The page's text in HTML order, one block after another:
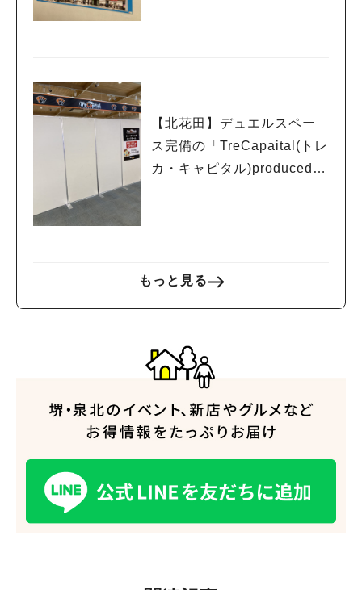
【北花田】デュエルスペー
ス完備の「TreCapaital(トレ
カ・キャピタル)produced b
もっと見る